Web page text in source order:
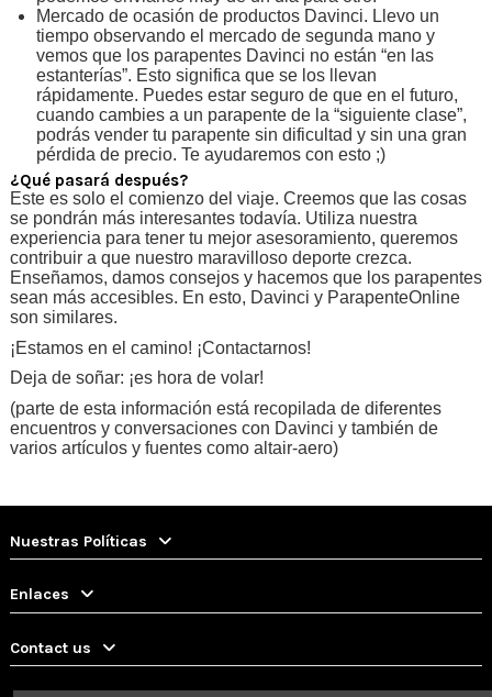
Mercado de ocasión de productos Davinci. Llevo un
tiempo observando el mercado de segunda mano y
vemos que los parapentes Davinci no están “en las
estanterías”. Esto significa que se los llevan
rápidamente. Puedes estar seguro de que en el futuro,
cuando cambies a un parapente de la “siguiente clase”,
podrás vender tu parapente sin dificultad y sin una gran
pérdida de precio. Te ayudaremos con esto ;)
¿Qué pasará después?
Este es solo el comienzo del viaje. Creemos que las cosas
se pondrán más interesantes todavía. Utiliza nuestra
experiencia para tener tu mejor asesoramiento, queremos
contribuir a que nuestro maravilloso deporte crezca.
Enseñamos, damos consejos y hacemos que los parapentes
sean más accesibles. En esto, Davinci y ParapenteOnline
son similares.
¡Estamos en el camino! ¡Contactarnos!
Deja de soñar: ¡es hora de volar!
(parte de esta información está recopilada de diferentes
encuentros y conversaciones con Davinci y también de
varios artículos y fuentes como altair-aero)
Nuestras Políticas
Enlaces
Contact us